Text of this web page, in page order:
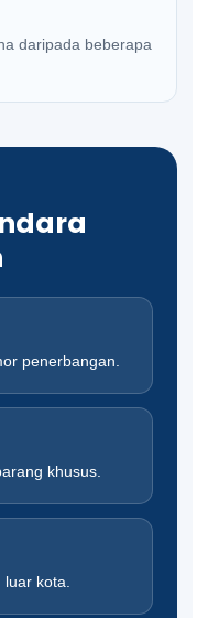
daripada beberapa
penerbangan.
khusus.
kota.